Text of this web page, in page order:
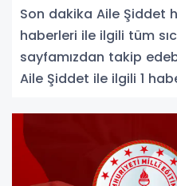
Son dakika Aile Şiddet
haberleri ile ilgili tüm
sayfamızdan takip
Aile Şiddet ile ilgili 1